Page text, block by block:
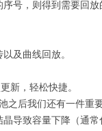
号，则得到需要回
及曲线回放。
新，轻松快捷。
后我们还有一件
导致容量下降（通